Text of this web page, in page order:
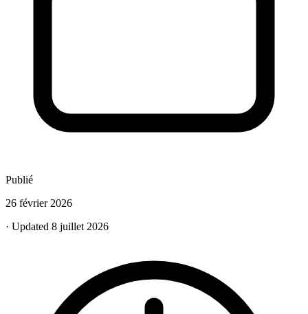
Publié
26 février 2026
· Updated 8 juillet 2026